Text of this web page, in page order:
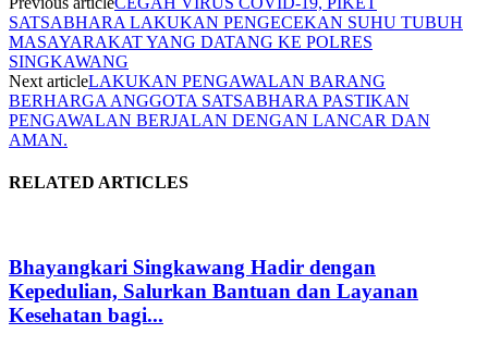
SATSABHARA LAKUKAN PENGECEKAN SUHU TUBUH
MASAYARAKAT YANG DATANG KE POLRES
SINGKAWANG
Next articleLAKUKAN PENGAWALAN BARANG
BERHARGA ANGGOTA SATSABHARA PASTIKAN
PENGAWALAN BERJALAN DENGAN LANCAR DAN
AMAN.
RELATED ARTICLES
Bhayangkari Singkawang Hadir dengan
Kepedulian, Salurkan Bantuan dan Layanan
Kesehatan bagi...